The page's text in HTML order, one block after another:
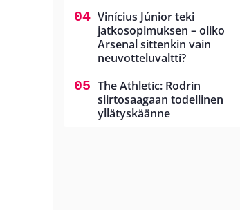
Vinícius Júnior teki
jatkosopimuksen – oliko
Arsenal sittenkin vain
neuvotteluvaltti?
The Athletic: Rodrin
siirtosaagaan todellinen
yllätyskäänne